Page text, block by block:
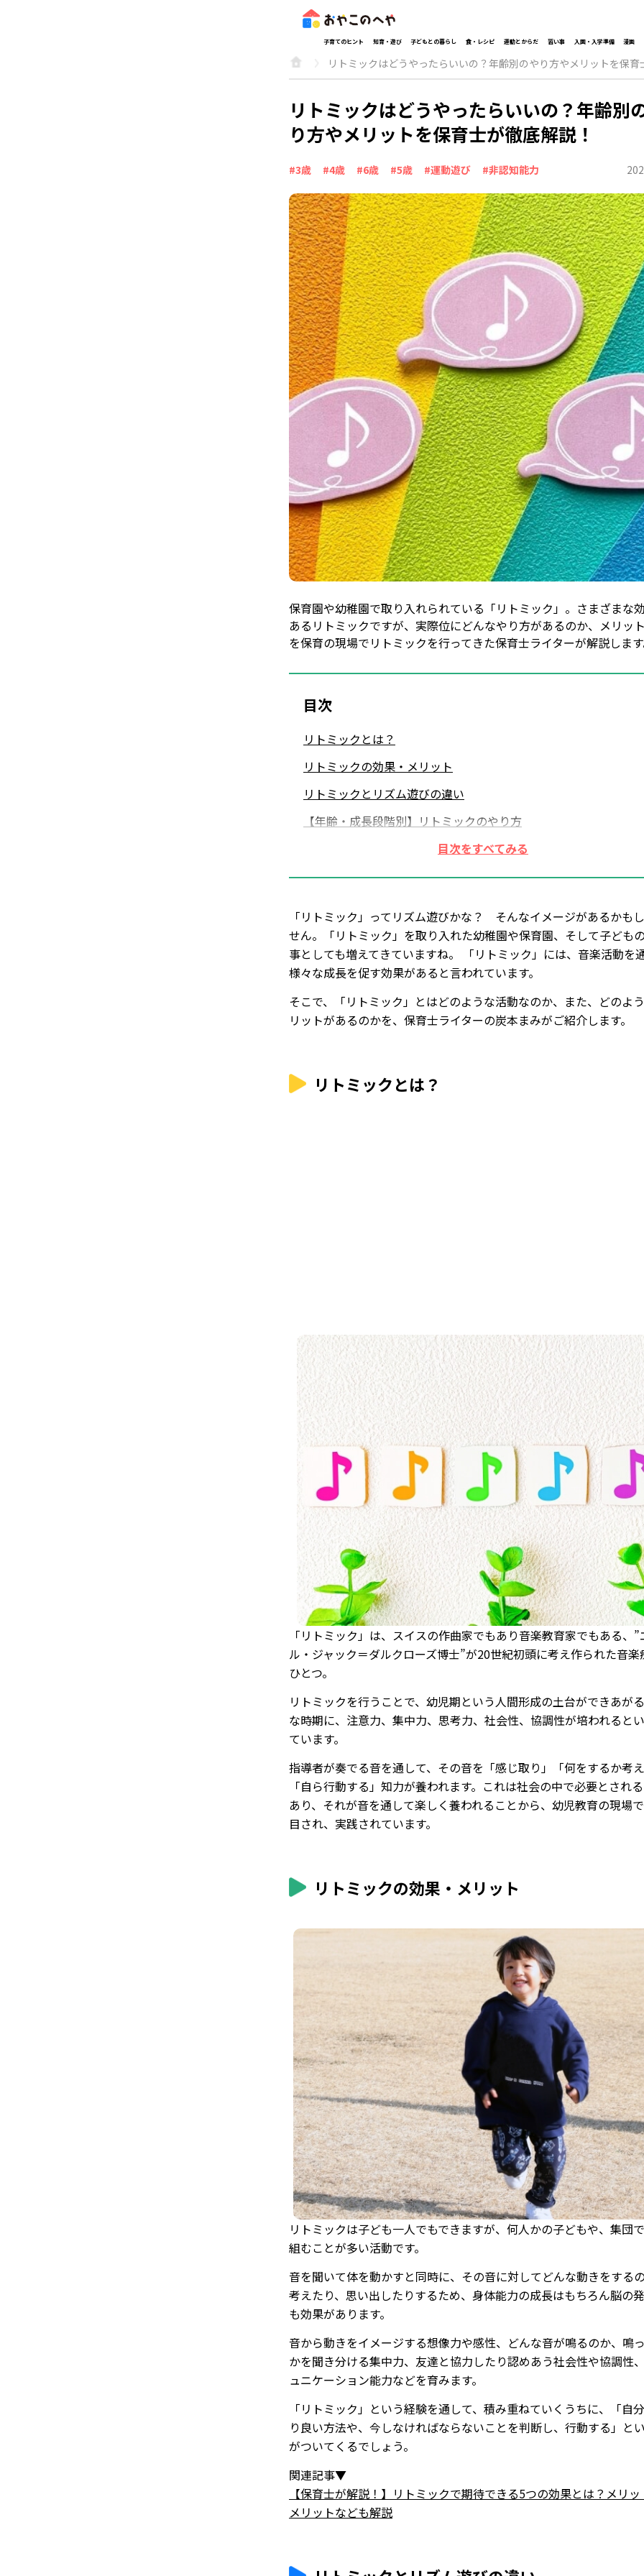
子育てのヒント 知育・遊び 子どもとの暮らし 食・レシピ 運動とからだ 習い事 入園・入学準備 漫画
リトミックはどうやったらいいの？年齢別のやり方やメリットを保育
リトミックはどうやったらいいの？年齢別
り方やメリットを保育士が徹底解説！
#3歳 #4歳 #6歳 #5歳 #運動遊び #非認知能力
保育園や幼稚園で取り入れられている「リトミック」。さまざまな
あるリトミックですが、実際位にどんなやり方があるのか、メリッ
を保育の現場でリトミックを行ってきた保育士ライターが解説しま
目次
リトミックとは？
リトミックの効果・メリット
リトミックとリズム遊びの違い
【年齢・成長段階別】リトミックのやり方
0歳・1歳児向けのリトミックのやり方
2歳・3歳児向けのリトミックのやり方
「リトミック」ってリズム遊びかな？ そんなイメージがあるかも
せん。「リトミック」を取り入れた幼稚園や保育園、そして子ども
事としても増えてきていますね。 「リトミック」には、音楽活動を
様々な成長を促す効果があると言われています。
そこで、「リトミック」とはどのような活動なのか、また、どのよ
リットがあるのかを、保育士ライターの炭本まみがご紹介します。
リトミックとは？
「リトミック」は、スイスの作曲家でもあり音楽教育家でもある、”
ル・ジャック＝ダルクローズ博士”が20世紀初頭に考え作られた音楽
ひとつ。
リトミックを行うことで、幼児期という人間形成の土台ができあが
な時期に、注意力、集中力、思考力、社会性、協調性が培われると
ています。
指導者が奏でる音を通して、その音を「感じ取り」「何をするか考
「自ら行動する」知力が養われます。これは社会の中で必要とされ
あり、それが音を通して楽しく養われることから、幼児教育の現場
目され、実践されています。
リトミックの効果・メリット
リトミックは子ども一人でもできますが、何人かの子どもや、集団
組むことが多い活動です。
音を聞いて体を動かすと同時に、その音に対してどんな動きをする
考えたり、思い出したりするため、身体能力の成長はもちろん脳の
も効果があります。
音から動きをイメージする想像力や感性、どんな音が鳴るのか、鳴
かを聞き分ける集中力、友達と協力したり認めあう社会性や協調性
ュニケーション能力などを育みます。
「リトミック」という経験を通して、積み重ねていくうちに、「自
り良い方法や、今しなければならないことを判断し、行動する」と
がついてくるでしょう。
関連記事▼
【保育士が解説！】リトミックで期待できる5つの効果とは？メリ
メリットなども解説